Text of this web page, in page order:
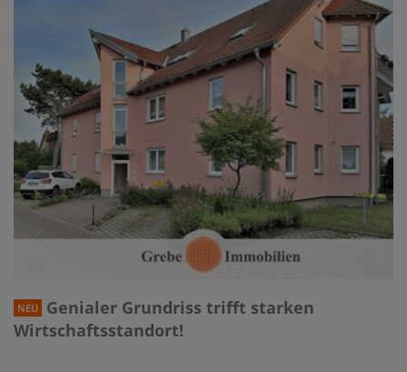
NEU
Genialer Grundriss trifft starken
Wirtschaftsstandort!